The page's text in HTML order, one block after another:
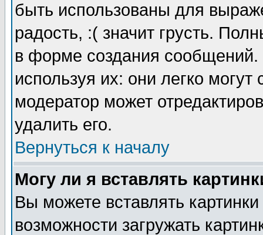
быть использованы для
радость, :( значит грусть.
в форме создания сообщений.
используя их: они легко
модератор может
удалить его.
Вернуться к началу
Могу ли я вставлять
Вы можете вставлять
возможности загружать